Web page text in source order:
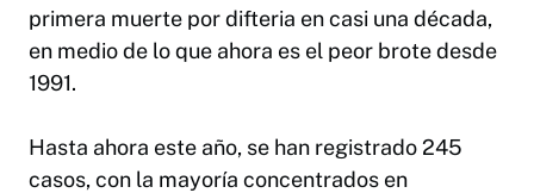
primera muerte por difteria en casi una década,
en medio de lo que ahora es el peor brote desde
1991.
Hasta ahora este año, se han registrado 245
casos, con la mayoría concentrados en